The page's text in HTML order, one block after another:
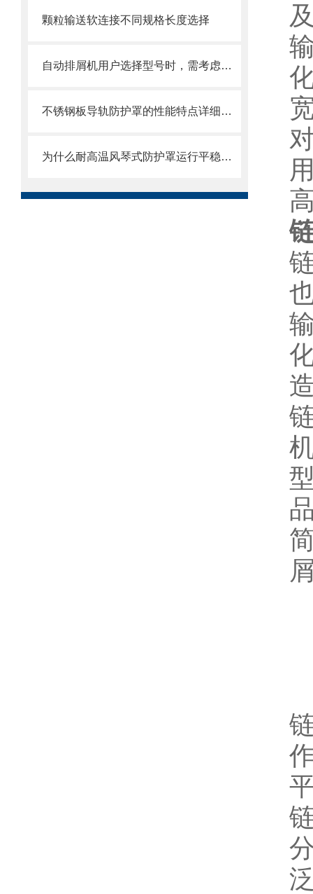
颗粒输送软连接不同规格长度选择
自动排屑机用户选择型号时，需考虑哪些事项？
不锈钢板导轨防护罩的性能特点详细分析
为什么耐高温风琴式防护罩运行平稳且无噪音？